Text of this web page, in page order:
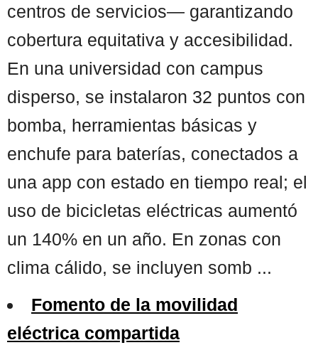
centros de servicios— garantizando
cobertura equitativa y accesibilidad.
En una universidad con campus
disperso, se instalaron 32 puntos con
bomba, herramientas básicas y
enchufe para baterías, conectados a
una app con estado en tiempo real; el
uso de bicicletas eléctricas aumentó
un 140% en un año. En zonas con
clima cálido, se incluyen somb ...
Fomento de la movilidad
eléctrica compartida